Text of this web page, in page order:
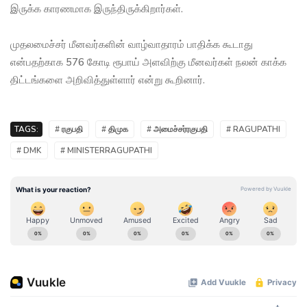
இருக்க காரணமாக இருந்திருக்கிறார்கள்.
முதலமைச்சர் மீனவர்களின் வாழ்வாதாரம் பாதிக்க கூடாது
என்பதற்காக 576 கோடி ரூபாய் அளவிற்கு மீனவர்கள் நலன் காக்க
திட்டங்களை அறிவித்துள்ளார் என்று கூறினார்.
TAGS: # ரகுபதி # திமுக # அமைச்சர்ரகுபதி
# RAGUPATHI
# DMK
# MINISTERRAGUPATHI